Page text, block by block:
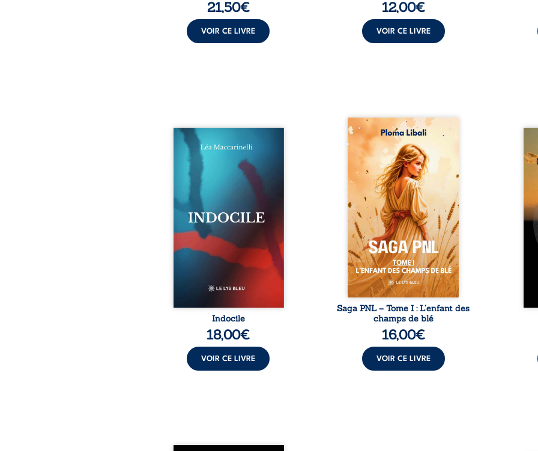
21,50€
VOIR CE LIVRE
12,00€
VOIR CE LIVRE
Quatre parties. Quatre refus.
Quatre visages d’une existence
en friction. Entre les silences
qu’on ne déchiffre pas, les
amours qu’on dérange, les
corps qu’on administre et les
liens qu’on sabote, cet ouvrage
parle à celles et ceux qui
vivent trop fort, trop vrai, trop
tôt. Indocile est une traversée.
Une langue nue. Une
insurrection calme. Une
déclaration d’existence pour ...
Indocile
18,00€
VOIR CE LIVRE
Autrefois, les champs
d’Atlantis vibraient sous le
vent et les enfants couraient
dans les blés. Puis la couronne
plia le genou, livrant son
peuple à l’ombre d’Ivorny. À
Atove, Luwel aurait pu
disparaître dans les ruines de
son destin ; pourtant, sous les
pierres d’un temple oublié, des
rebelles lui tendirent la main.
Parmi eux, Atos, général sans
trône mais habité par ...
Saga PNL – Tome I : L’enfant des
champs de blé
16,00€
VOIR CE LIVRE
les
les